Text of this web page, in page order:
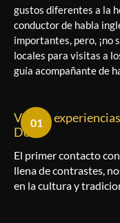
gustos diferentes a la
conductor de habla
importantes, pero, ¡no
locales para visitas a
guía acompañante de
Vivirás
Delhi
01
El primer contacto
llena de contrastes,
en la cultura y